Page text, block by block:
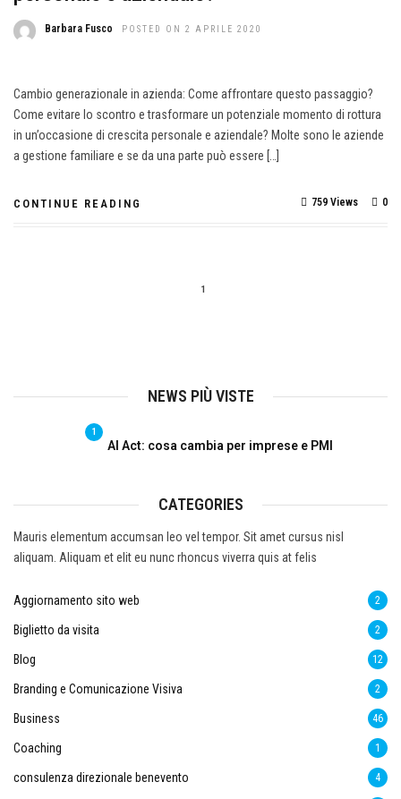
Barbara Fusco POSTED ON 2 APRILE 2020
Cambio generazionale in azienda: Come affrontare questo passaggio?
Come evitare lo scontro e trasformare un potenziale momento di rottura
in un’occasione di crescita personale e aziendale? Molte sono le aziende
a gestione familiare e se da una parte può essere […]
CONTINUE READING 0
759 Views
1
NEWS PIÙ VISTE
1
AI Act: cosa cambia per imprese e PMI
CATEGORIES
Mauris elementum accumsan leo vel tempor. Sit amet cursus nisl
aliquam. Aliquam et elit eu nunc rhoncus viverra quis at felis
Aggiornamento sito web 2
Biglietto da visita 2
Blog 12
Branding e Comunicazione Visiva 2
Business 46
Coaching 1
consulenza direzionale benevento 4